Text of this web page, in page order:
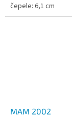
čepele: 6,1 cm
MAM 2002